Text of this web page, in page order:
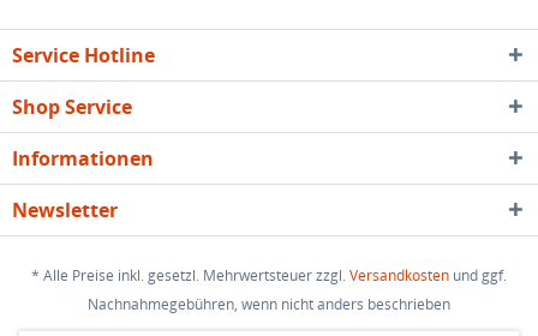
Service Hotline
Shop Service
Informationen
Newsletter
* Alle Preise inkl. gesetzl. Mehrwertsteuer zzgl.Versandkosten und ggf.
Nachnahmegebühren, wenn nicht anders beschrieben